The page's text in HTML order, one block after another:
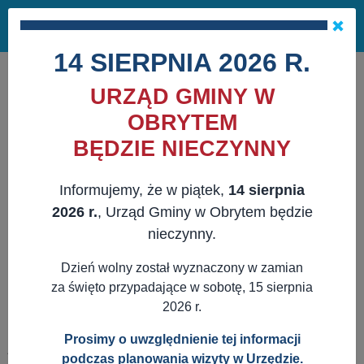
Masz pytania? 29 741 10 04
NAPISZ DO NAS
WWW.OBRYTE.PL AKTUALNOŚCI
×
14 SIERPNIA 2026 R.
URZĄD GMINY W
OBRYTEM
BĘDZIE NIECZYNNY
Informujemy, że w piątek, 14 sierpnia
2026 r., Urząd Gminy w Obrytem będzie
nieczynny.
Dzień wolny został wyznaczony w zamian
za święto przypadające w sobotę, 15 sierpnia
2026 r.
Prosimy o uwzględnienie tej informacji
podczas planowania wizyty w Urzędzie.